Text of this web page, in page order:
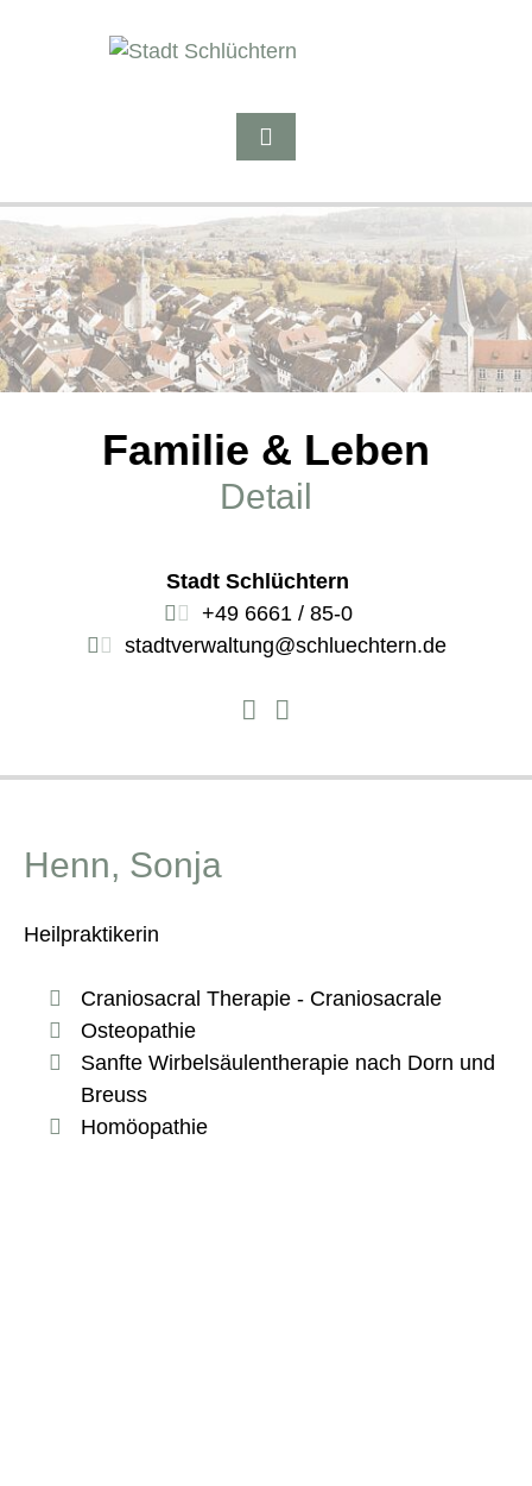
Familie & Leben
Detail
Stadt Schlüchtern
+49 6661 / 85-0
stadtverwaltung@schluechtern.de
Henn, Sonja
Heilpraktikerin
Craniosacral Therapie - Craniosacrale
Osteopathie
Sanfte Wirbelsäulentherapie nach Dorn und
Breuss
Homöopathie